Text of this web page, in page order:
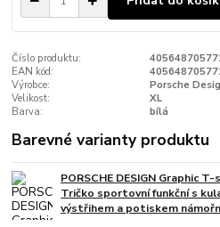
Číslo produktu:
EAN kód:
Výrobce:
Porsche
Velikost:
XL
Barva:
bílá
Barevné varianty produktu
PORSCHE DESIGN Graphic
Tričko sportovní funkční s
výstřihem a potiskem